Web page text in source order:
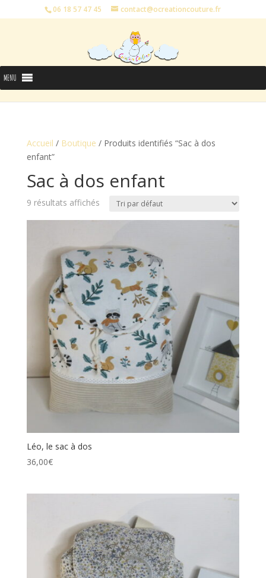
06 18 57 47 45 contact@ocreationcouture.fr
MENU
Accueil / Boutique / Produits identifiés “Sac à dos
enfant”
Sac à dos enfant
9 résultats affichés
Léo, le sac à dos
36,00€